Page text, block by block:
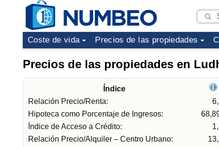
Coste de vida Precios de las propiedades
Precios de las propiedades en
Índice
Relación Precio/Renta:
Hipoteca como Porcentaje de Ingresos:
Índice de Acceso a Crédito:
Relación Precio/Alquiler – Centro Urbano: